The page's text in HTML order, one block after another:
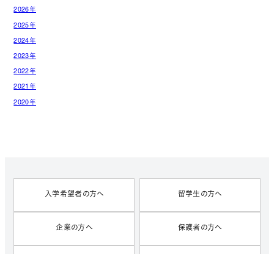
2026年
2025年
2024年
2023年
2022年
2021年
2020年
入学希望者の方へ 留学生の方へ
企業の方へ 保護者の方へ